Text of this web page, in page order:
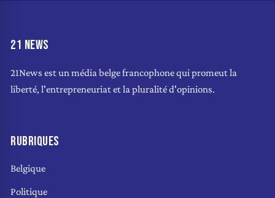
21 NEWS
21News est un média belge francophone qui promeut la
liberté, l'entrepreneuriat et la pluralité d'opinions.
RUBRIQUES
Belgique
Politique